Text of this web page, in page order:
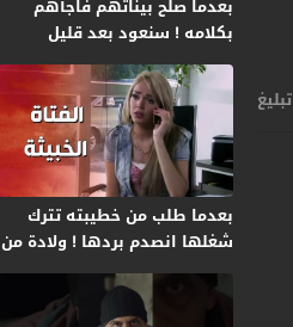
تبليغ
بعدما صلح بيناتهم فاجأهم
بكلامه ! سنعود بعد قليل
بعدما طلب من خطيبته تترك
شغلها انصدم بردها ! ولادة من
الخاصرة 2